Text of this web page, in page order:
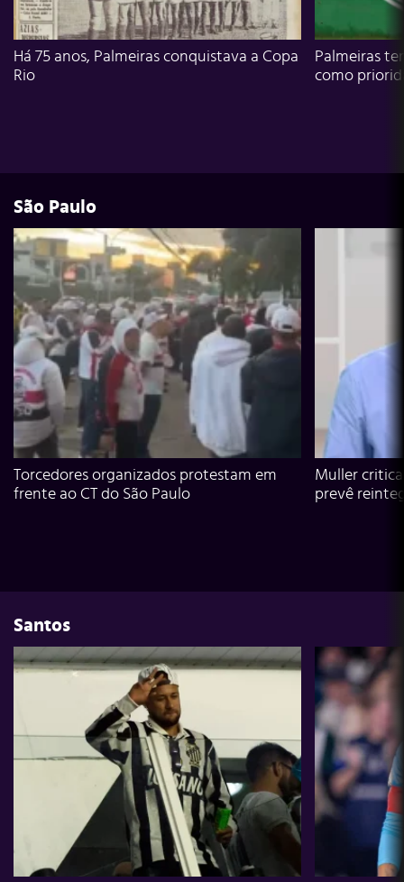
Há 75 anos, Palmeiras conquistava a Copa
Rio
Palmeiras
como
São Paulo
Torcedores organizados protestam em
frente ao CT do São Paulo
Muller
prevê
Santos